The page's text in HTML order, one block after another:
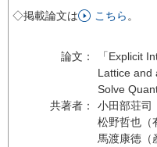
◇掲載論文は こちら 。
論文：
「Explicit
Lattice and
Solve
共著者：
小田部荘司
松野哲也（
馬渡康徳（